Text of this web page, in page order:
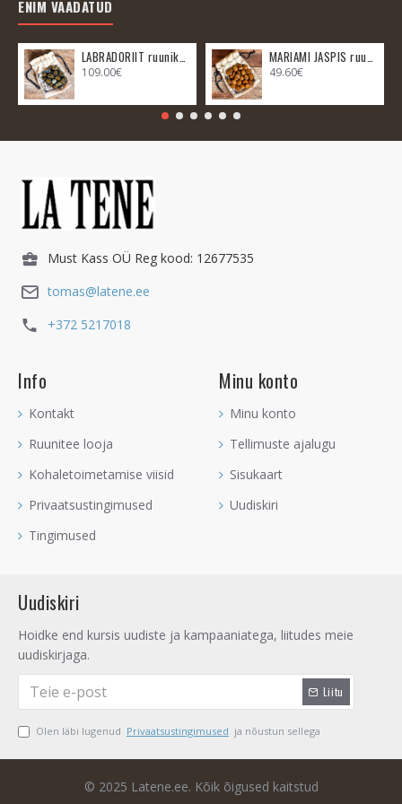
ENIM VAADATUD
109.00€ 49.60€
Must Kass OÜ Reg kood: 12677535
tomas@latene.ee
+372 5217018
Info
Kontakt
Ruunitee looja
Kohaletoimetamise viisid
Privaatsustingimused
Tingimused
Minu konto
Minu konto
Tellimuste ajalugu
Sisukaart
Uudiskiri
Uudiskiri
Hoidke end kursis uudiste ja kampaaniatega, liitudes meie
uudiskirjaga.
Liitu
Olen läbi lugenud Privaatsustingimused ja nõustun sellega
© 2025 Latene.ee. Kõik õigused kaitstud